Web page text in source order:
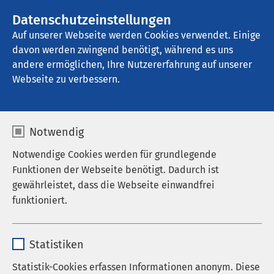
Datenschutzeinstellungen
Auf unserer Webseite werden Cookies verwendet. Einige
davon werden zwingend benötigt, während es uns
andere ermöglichen, Ihre Nutzererfahrung auf unserer
Webseite zu verbessern.
Notwendig
Notwendige Cookies werden für grundlegende
Funktionen der Webseite benötigt. Dadurch ist
gewährleistet, dass die Webseite einwandfrei
funktioniert.
Anbieter sgalinski
Statistiken
Statistik-Cookies erfassen Informationen anonym. Diese
AMEOS Klinikum Lübeck - Klinik für
Abhängigkeitserkrankungen
Leitbild
Unsere Aufgabe
Wir haben es uns zur Aufgabe gemacht, Menschen
mit neurologischen und psychischen Störungen